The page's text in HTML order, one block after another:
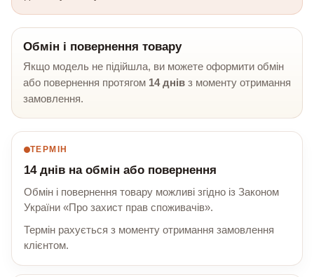
Обмін і повернення товару
Якщо модель не підійшла, ви можете оформити обмін
або повернення протягом 14 днів з моменту отримання
замовлення.
ТЕРМІН
14 днів на обмін або повернення
Обмін і повернення товару можливі згідно із Законом
України «Про захист прав споживачів».
Термін рахується з моменту отримання замовлення
клієнтом.